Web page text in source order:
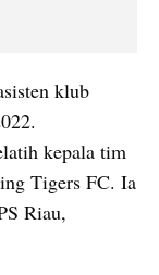
klub
kepala tim
Tigers FC. Ia
Riau,